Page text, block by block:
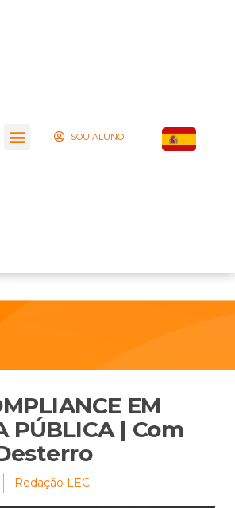
SOU ALUNO
EM
PÚBLICA | Com
Redação LEC